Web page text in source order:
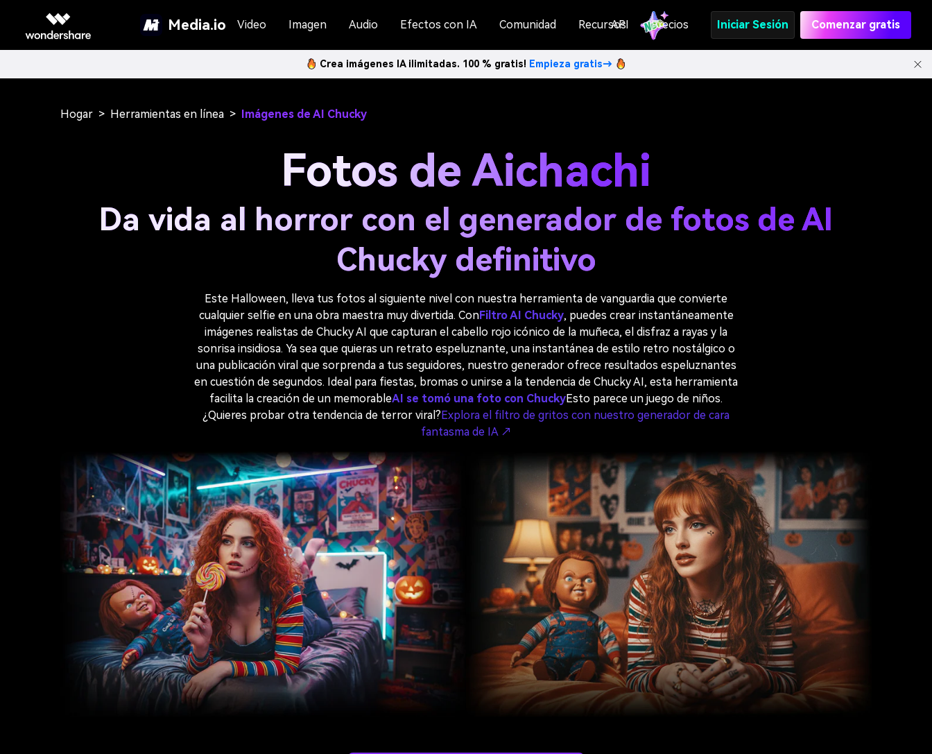
Media.io Video Imagen Audio Efectos con IA Comunidad Recursos
API Precios Iniciar Sesión Comenzar gratis
Crea imágenes IA ilimitadas. 100 % gratis! Empieza gratis→
Hogar > Herramientas en línea > Imágenes de AI Chucky
Fotos de Aichachi
Da vida al horror con el generador de fotos de AI
Chucky definitivo
Este Halloween, lleva tus fotos al siguiente nivel con nuestra herramienta de vanguardia que convierte
cualquier selfie en una obra maestra muy divertida. ConFiltro AI Chucky, puedes crear instantáneamente
imágenes realistas de Chucky AI que capturan el cabello rojo icónico de la muñeca, el disfraz a rayas y la
sonrisa insidiosa. Ya sea que quieras un retrato espeluznante, una instantánea de estilo retro nostálgico o
una publicación viral que sorprenda a tus seguidores, nuestro generador ofrece resultados espeluznantes
en cuestión de segundos. Ideal para fiestas, bromas o unirse a la tendencia de Chucky AI, esta herramienta
facilita la creación de un memorableAI se tomó una foto con ChuckyEsto parece un juego de niños.
¿Quieres probar otra tendencia de terror viral?Explora el filtro de gritos con nuestro generador de cara
fantasma de IA ↗